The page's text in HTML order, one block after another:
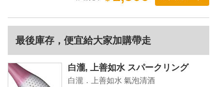
最後庫存，便宜給大家加購帶走
白瀧, 上善如水 スパークリング
白瀧．上善如水 氣泡清酒